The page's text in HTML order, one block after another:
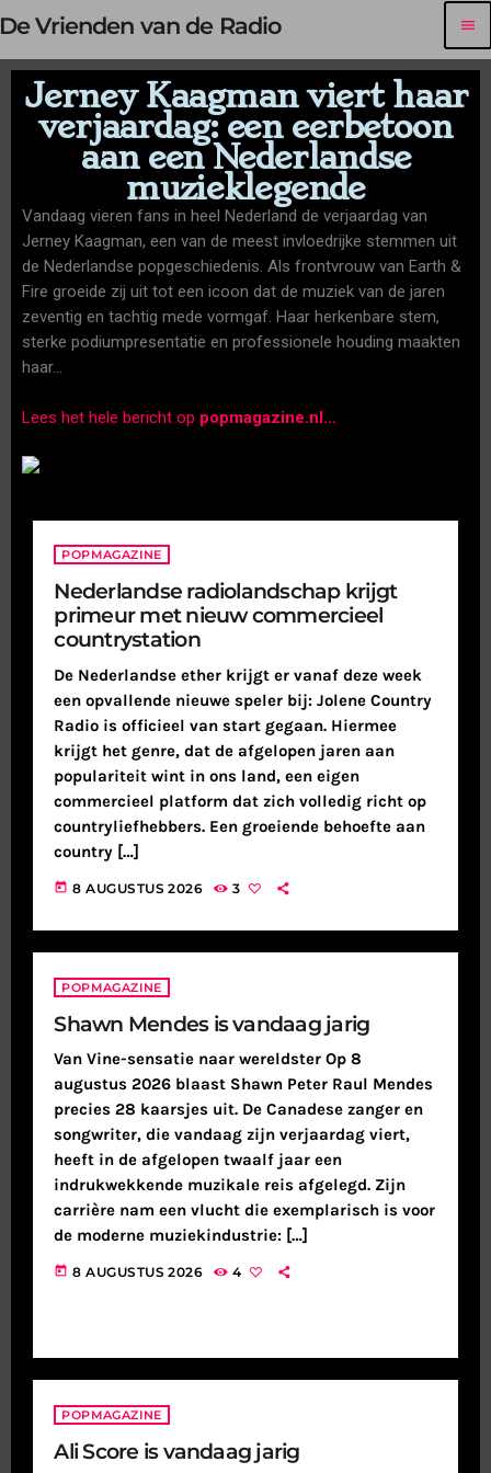
De Vrienden van de Radio menu
Jerney Kaagman viert haar
verjaardag: een eerbetoon
aan een Nederlandse
muzieklegende
Vandaag vieren fans in heel Nederland de verjaardag van
Jerney Kaagman, een van de meest invloedrijke stemmen uit
de Nederlandse popgeschiedenis. Als frontvrouw van Earth &
Fire groeide zij uit tot een icoon dat de muziek van de jaren
zeventig en tachtig mede vormgaf. Haar herkenbare stem,
sterke podiumpresentatie en professionele houding maakten
haar…
Lees het hele bericht op popmagazine.nl…
POPMAGAZINE
Nederlandse radiolandschap krijgt
primeur met nieuw commercieel
countrystation
De Nederlandse ether krijgt er vanaf deze week
een opvallende nieuwe speler bij: Jolene Country
Radio is officieel van start gegaan. Hiermee
krijgt het genre, dat de afgelopen jaren aan
populariteit wint in ons land, een eigen
commercieel platform dat zich volledig richt op
countryliefhebbers. Een groeiende behoefte aan
country […]
today 8 AUGUSTUS 2026 3
POPMAGAZINE
Shawn Mendes is vandaag jarig
Van Vine-sensatie naar wereldster Op 8
augustus 2026 blaast Shawn Peter Raul Mendes
precies 28 kaarsjes uit. De Canadese zanger en
songwriter, die vandaag zijn verjaardag viert,
heeft in de afgelopen twaalf jaar een
indrukwekkende muzikale reis afgelegd. Zijn
carrière nam een vlucht die exemplarisch is voor
de moderne muziekindustrie: […]
today 8 AUGUSTUS 2026 4
POPMAGAZINE
Ali Score is vandaag jarig